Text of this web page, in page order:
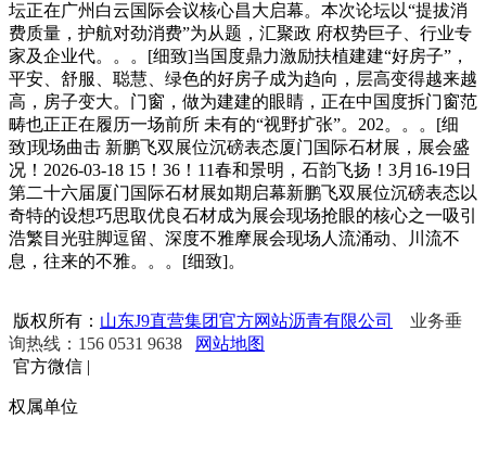
坛正在广州白云国际会议核心昌大启幕。本次论坛以“提拔消
费质量，护航对劲消费”为从题，汇聚政 府权势巨子、行业专
家及企业代。。。[细致]当国度鼎力激励扶植建建“好房子”，
平安、舒服、聪慧、绿色的好房子成为趋向，层高变得越来越
高，房子变大。门窗，做为建建的眼睛，正在中国度拆门窗范
畴也正正在履历一场前所 未有的“视野扩张”。202。。。[细
致]现场曲击 新鹏飞双展位沉磅表态厦门国际石材展，展会盛
况！2026-03-18 15！36！11春和景明，石韵飞扬！3月16-19日
第二十六届厦门国际石材展如期启幕新鹏飞双展位沉磅表态以
奇特的设想巧思取优良石材成为展会现场抢眼的核心之一吸引
浩繁目光驻脚逗留、深度不雅摩展会现场人流涌动、川流不
息，往来的不雅。。。[细致]。
版权所有： 山东J9直营集团官方网站沥青有限公司
业务垂
询热线：156 0531 9638
网站地图
官方微信 |
权属单位